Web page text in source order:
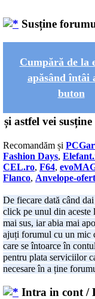
Susține
Cumpără de la
apăsând întâi
buton
și astfel vei
Recomandăm și
Fashion Days,
CEL.ro, F64,
Flanco, Anvelope-
De fiecare dată când
click pe unul din aceste
mai sus, iar abia mai
ajuți forumul cu un mic
care se întoarce în
pentru plata serviciilor
necesare în a ține
Intra in cont /